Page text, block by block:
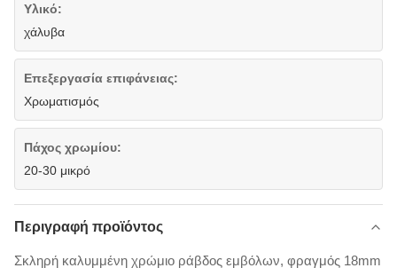
Υλικό:
χάλυβα
Επεξεργασία επιφάνειας:
Χρωματισμός
Πάχος χρωμίου:
20-30 μικρό
Περιγραφή προϊόντος
Σκληρή καλυμμένη χρώμιο ράβδος εμβόλων, φραγμός 18mm